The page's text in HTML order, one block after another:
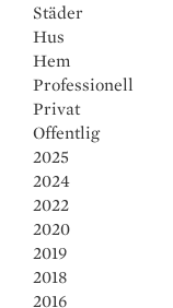
Städer
Hus
Hem
Professionell
Privat
Offentlig
2025
2024
2022
2020
2019
2018
2016